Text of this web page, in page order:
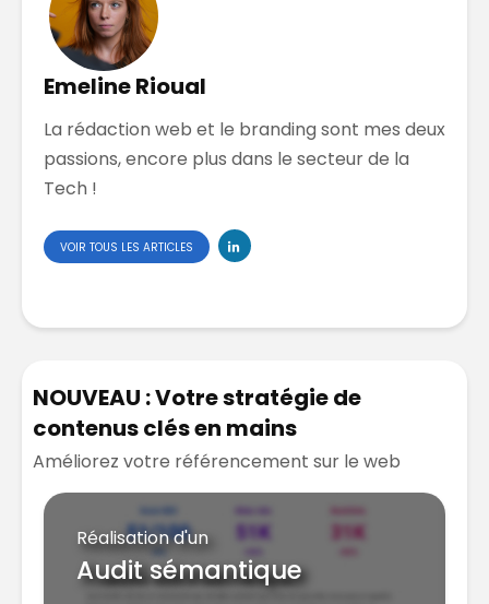
Emeline Rioual
La rédaction web et le branding sont mes deux
passions, encore plus dans le secteur de la
Tech !
VOIR TOUS LES ARTICLES
NOUVEAU : Votre stratégie de
contenus clés en mains
Améliorez votre référencement sur le web
Réalisation d'un
Audit sémantique